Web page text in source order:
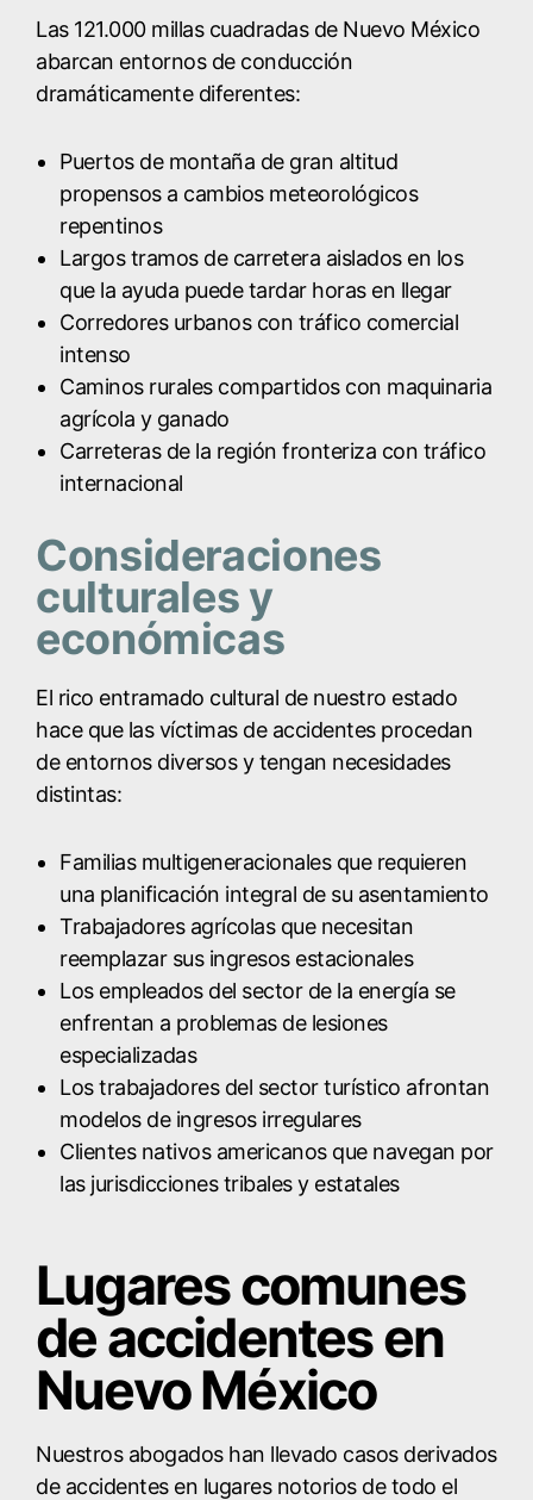
Las 121.000 millas cuadradas de Nuevo México
abarcan entornos de conducción
dramáticamente diferentes:
Puertos de montaña de gran altitud
propensos a cambios meteorológicos
repentinos
Largos tramos de carretera aislados en los
que la ayuda puede tardar horas en llegar
Corredores urbanos con tráfico comercial
intenso
Caminos rurales compartidos con maquinaria
agrícola y ganado
Carreteras de la región fronteriza con tráfico
internacional
Consideraciones
culturales y
económicas
El rico entramado cultural de nuestro estado
hace que las víctimas de accidentes procedan
de entornos diversos y tengan necesidades
distintas:
Familias multigeneracionales que requieren
una planificación integral de su asentamiento
Trabajadores agrícolas que necesitan
reemplazar sus ingresos estacionales
Los empleados del sector de la energía se
enfrentan a problemas de lesiones
especializadas
Los trabajadores del sector turístico afrontan
modelos de ingresos irregulares
Clientes nativos americanos que navegan por
las jurisdicciones tribales y estatales
Lugares comunes
de accidentes en
Nuevo México
Nuestros abogados han llevado casos derivados
de accidentes en lugares notorios de todo el